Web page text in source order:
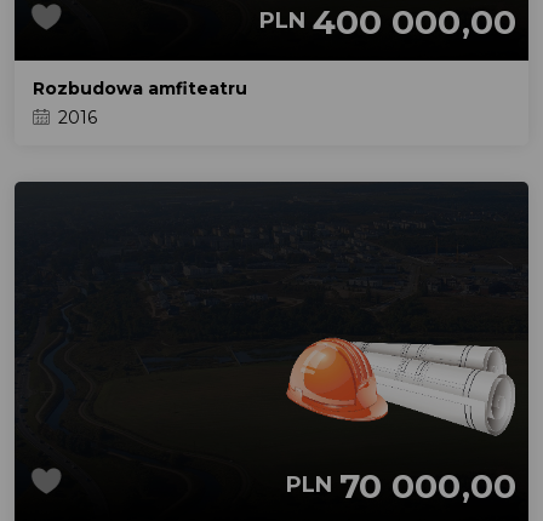
PLN 400 000,00
Rozbudowa amfiteatru
2016
PLN 70 000,00